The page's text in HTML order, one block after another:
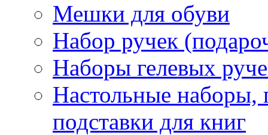
Мешки для обуви
Набор ручек
Наборы гелевых
Настольные наборы,
подставки для книг